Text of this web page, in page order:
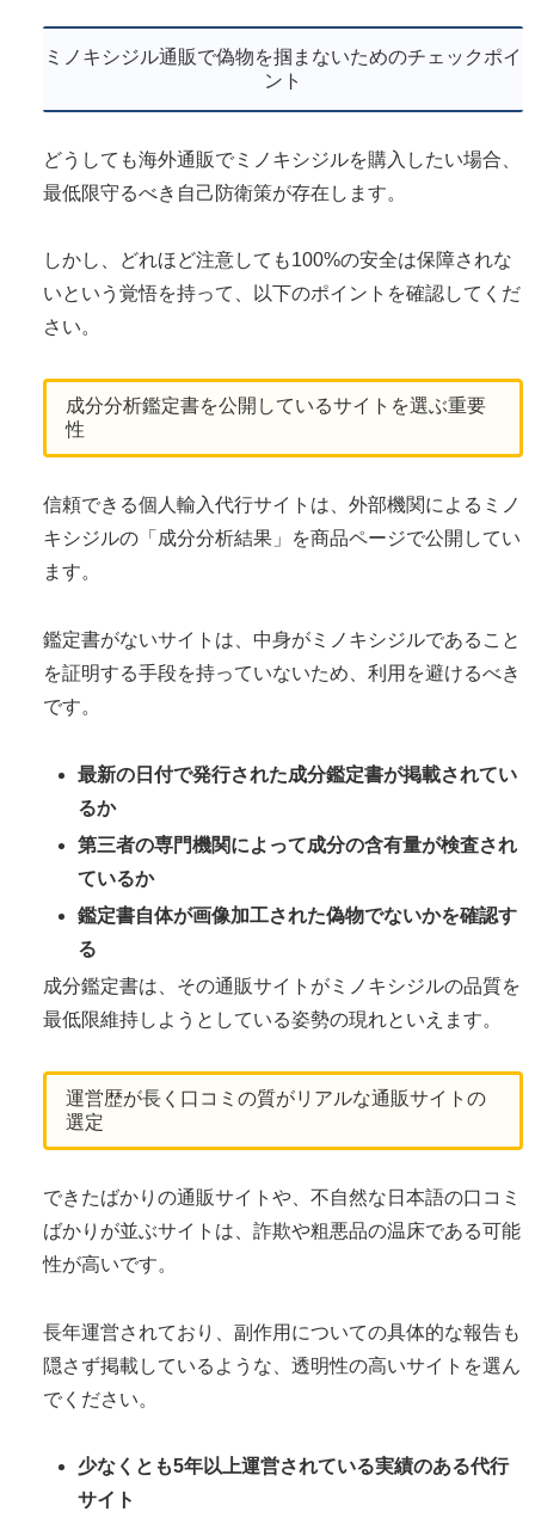
ミノキシジル通販で偽物を掴まないためのチェックポイ
ント
どうしても海外通販でミノキシジルを購入したい場合、
最低限守るべき自己防衛策が存在します。
しかし、どれほど注意しても100%の安全は保障されな
いという覚悟を持って、以下のポイントを確認してくだ
さい。
成分分析鑑定書を公開しているサイトを選ぶ重要
性
信頼できる個人輸入代行サイトは、外部機関によるミノ
キシジルの「成分分析結果」を商品ページで公開してい
ます。
鑑定書がないサイトは、中身がミノキシジルであること
を証明する手段を持っていないため、利用を避けるべき
です。
最新の日付で発行された成分鑑定書が掲載されてい
るか
第三者の専門機関によって成分の含有量が検査され
ているか
鑑定書自体が画像加工された偽物でないかを確認す
る
成分鑑定書は、その通販サイトがミノキシジルの品質を
最低限維持しようとしている姿勢の現れといえます。
運営歴が長く口コミの質がリアルな通販サイトの
選定
できたばかりの通販サイトや、不自然な日本語の口コミ
ばかりが並ぶサイトは、詐欺や粗悪品の温床である可能
性が高いです。
長年運営されており、副作用についての具体的な報告も
隠さず掲載しているような、透明性の高いサイトを選ん
でください。
少なくとも5年以上運営されている実績のある代行
サイト